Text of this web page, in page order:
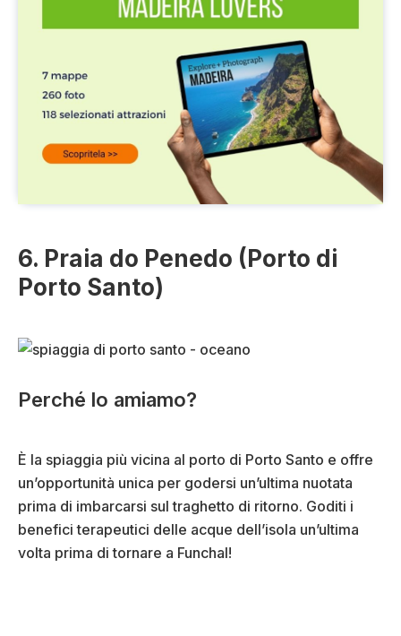
6. Praia do Penedo (Porto di
Porto Santo)
Perché lo amiamo?
È la spiaggia più vicina al porto di Porto Santo e offre
un’opportunità unica per godersi un’ultima nuotata
prima di imbarcarsi sul traghetto di ritorno. Goditi i
benefici terapeutici delle acque dell’isola un’ultima
volta prima di tornare a Funchal!